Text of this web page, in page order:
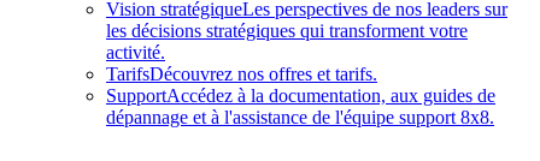
Vision stratégiqueLes perspectives de nos leaders sur
les décisions stratégiques qui transforment votre
activité.
TarifsDécouvrez nos offres et tarifs.
SupportAccédez à la documentation, aux guides de
dépannage et à l'assistance de l'équipe support 8x8.